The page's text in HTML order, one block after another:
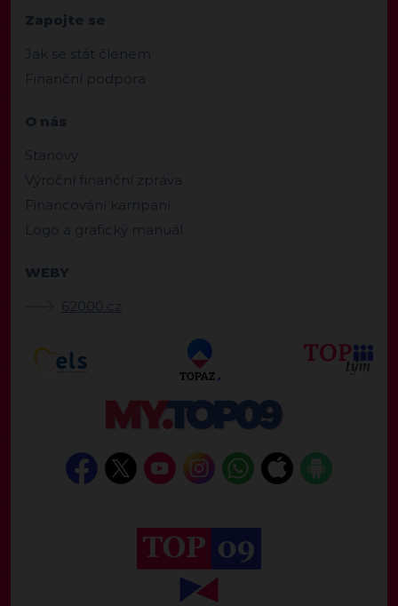
Zapojte se
Jak se stát členem
Finanční podpora
O nás
Stanovy
Výroční finanční zpráva
Financování kampaní
Logo a grafický manuál
WEBY
62000.cz